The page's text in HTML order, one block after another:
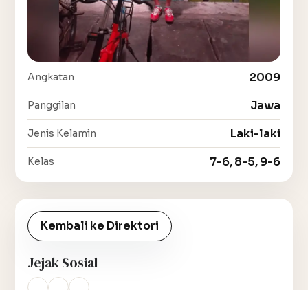
Angkatan 2009
Panggilan Jawa
Jenis Kelamin Laki-laki
Kelas 7-6, 8-5, 9-6
Kembali ke Direktori
Jejak Sosial